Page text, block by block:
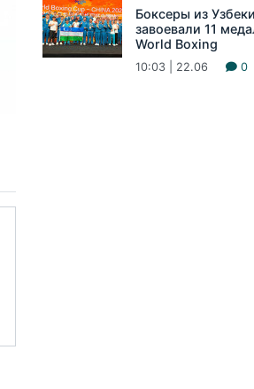
Боксеры из
завоевали 11
World Boxing
10:03 | 22.06 0